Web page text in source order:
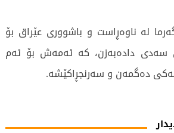
لە ناوەڕاست و باشووری عێراق بۆ
28 تا 32 پلەی سەدی دادەبەزن، کە ئەمەش بۆ ئەم
دەگمەن و سەرنجڕاکێشە.